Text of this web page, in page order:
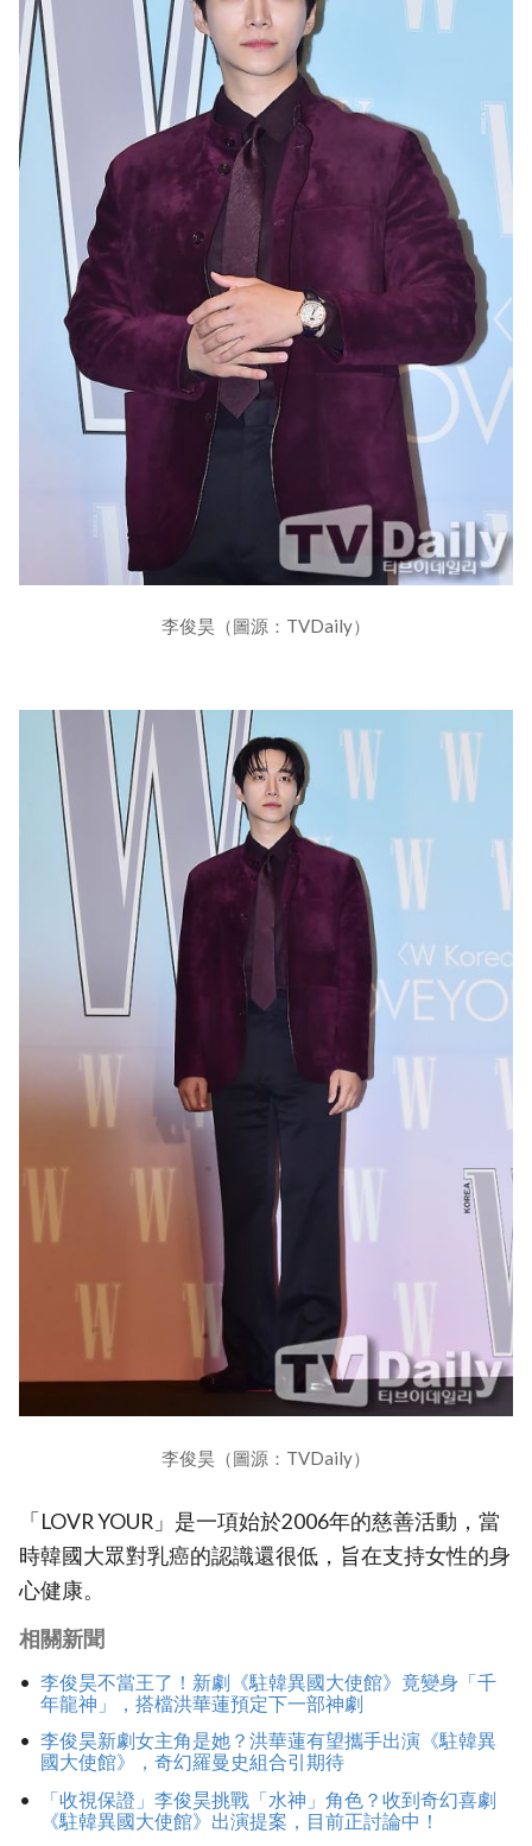
李俊昊（圖源：TVDaily）
李俊昊（圖源：TVDaily）
「LOVR YOUR」是一項始於2006年的慈善活動，當
時韓國大眾對乳癌的認識還很低，旨在支持女性的身
心健康。
相關新聞
李俊昊不當王了！新劇《駐韓異國大使館》竟變身「千
年龍神」，搭檔洪華蓮預定下一部神劇
李俊昊新劇女主角是她？洪華蓮有望攜手出演《駐韓異
國大使館》，奇幻羅曼史組合引期待
「收視保證」李俊昊挑戰「水神」角色？收到奇幻喜劇
《駐韓異國大使館》出演提案，目前正討論中！